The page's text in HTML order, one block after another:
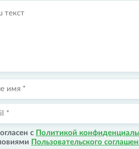
с Политикой
Пользовательского